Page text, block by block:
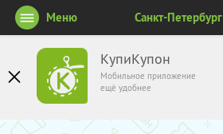
КупиКупон
Мобильное приложение
ещё удобнее
Меню Санкт-Петербург